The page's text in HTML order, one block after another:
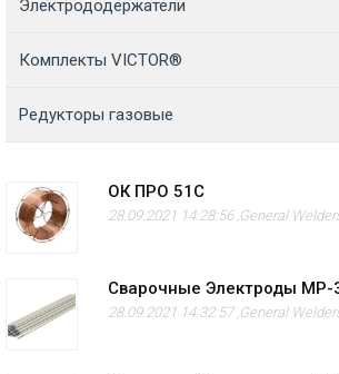
Электрододержатели
Комплекты VICTOR®
Редукторы газовые
ОК ПРО 51С
28.09.2021 14:28:56 , General
Сварочные Электроды МР-
28.09.2021 14:32:57 , General